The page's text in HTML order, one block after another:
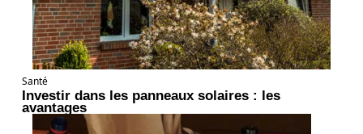
Santé
Investir dans les panneaux solaires : les
avantages